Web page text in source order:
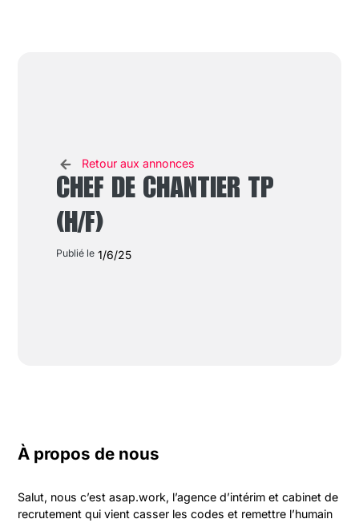
Retour aux annonces
CHEF DE CHANTIER TP
(H/F)
Publié le 1/6/25
À propos de nous
Salut, nous c’est asap.work, l’agence d’intérim et cabinet de
recrutement qui vient casser les codes et remettre l’humain